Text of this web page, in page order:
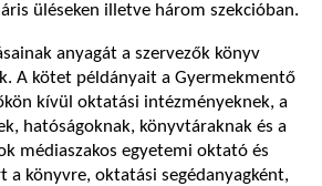
üléseken illetve három szekcióban.
anyagát a szervezők könyv
A kötet példányait a Gyermekmentő
kívül oktatási intézményeknek, a
hatóságoknak, könyvtáraknak és a
médiaszakos egyetemi oktató és
a könyvre, oktatási segédanyagként,